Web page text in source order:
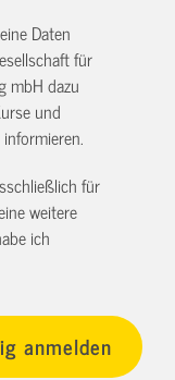
Daten
für
mbH dazu
und
für
weitere
ich